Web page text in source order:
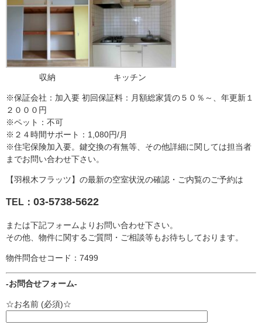
収納 キッチン
※保証会社：加入要 初回保証料：月額総家賃の５０％～、年更新１
２０００円
※ペット：不可
※２４時間サポート：1,080円/月
※住宅保険加入要。鍵交換の有無等、その他詳細に関しては担当者
までお問い合わせ下さい。
【羽根木フラッツ】の最新の空室状況の確認・ご内覧のご予約は
TEL： 03-5738-5622
または下記フォームよりお問い合わせ下さい。
その他、物件に関するご質問・ご相談等もお待ちしております。
物件問合せコード：7499
-お問合せフォーム-
☆お名前 (必須)☆